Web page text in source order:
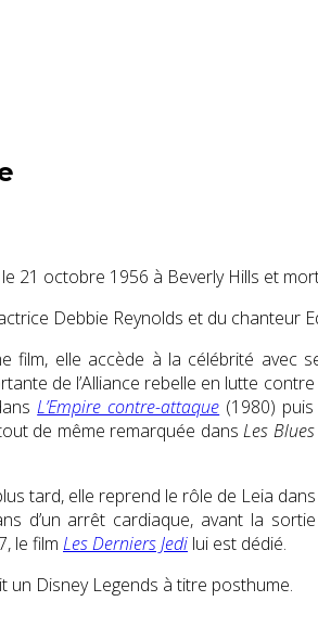
21 octobre 1956 à Beverly Hills et
Debbie Reynolds et du
film, elle accède à la célébrité avec
de l’Alliance rebelle en lutte
L’Empire contre-attaque (1980)
de même remarquée dansLes
tard, elle reprend le rôle de Leia dans
d’un arrêt cardiaque, avant la
le film Les Derniers Jedi lui est dédié.
un Disney Legends à titre posthume.